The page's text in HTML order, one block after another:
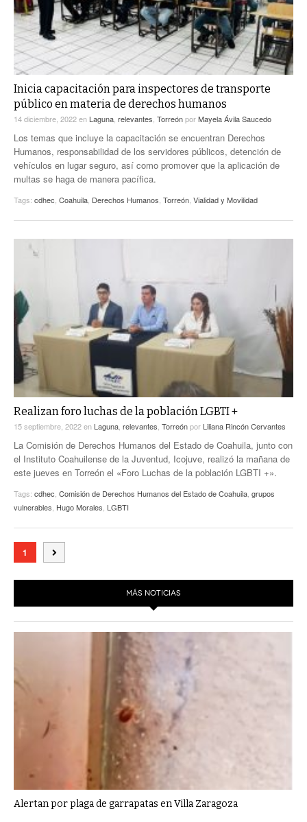
Inicia capacitación para inspectores de transporte
público en materia de derechos humanos
14 diciembre, 2022en Laguna, relevantes, TorreónporMayela Ávila Saucedo
Los temas que incluye la capacitación se encuentran Derechos
Humanos, responsabilidad de los servidores públicos, detención de
vehículos en lugar seguro, así como promover que la aplicación de
multas se haga de manera pacífica.
Tags: cdhec, Coahuila, Derechos Humanos, Torreón, Vialidad y Movilidad
Realizan foro luchas de la población LGBTI +
15 septiembre, 2022en Laguna relevantes Torreónpor Liliana Rincón Cervantes
La Comisión de Derechos Humanos del Estado de Coahuila, junto con
el Instituto Coahuilense de la Juventud, Icojuve, realizó la mañana de
este jueves en Torreón el «Foro Luchas de la población LGBTI +».
Tags: cdhec Comisión de Derechos Humanos del Estado de Coahuila grupos
vulnerables Hugo Morales LGBTI
1
MÁS NOTICIAS
Alertan por plaga de garrapatas en Villa Zaragoza